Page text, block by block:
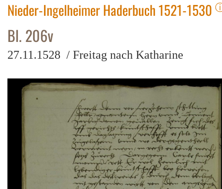
Nieder-Ingelheimer Haderbuch 1521-1530
Bl. 206v
27.11.1528 / Freitag nach Katharine